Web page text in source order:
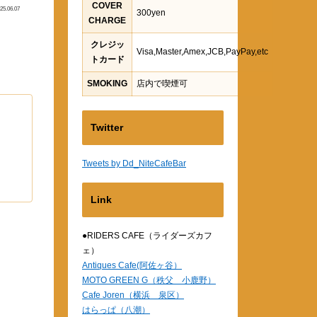
COVER
CHARGE
300yen
クレジッ
トカード
Visa,Master,Amex,JCB,PayPay,etc
SMOKING 店内で喫煙可
Twitter
Tweets by Dd_NiteCafeBar
Link
●RIDERS CAFE（ライダーズカフ
ェ）
Antiques Cafe(阿佐ヶ谷）
MOTO GREEN G（秩父 小鹿野）
Cafe Joren（横浜 泉区）
はらっぱ（八潮）